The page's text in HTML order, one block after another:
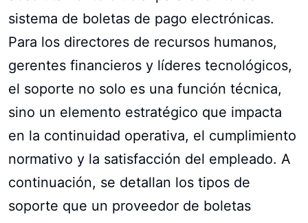
sistema de boletas de pago electrónicas.
Para los directores de recursos humanos,
gerentes financieros y líderes tecnológicos,
el soporte no solo es una función técnica,
sino un elemento estratégico que impacta
en la continuidad operativa, el cumplimiento
normativo y la satisfacción del empleado. A
continuación, se detallan los tipos de
soporte que un proveedor de boletas